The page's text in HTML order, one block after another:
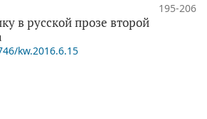
195-206
в русской прозе второй
kw.2016.6.15